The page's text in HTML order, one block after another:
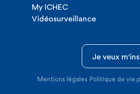
My ICHEC
Vidéosurveillance
Je veux
Mentions légales Politique de vie